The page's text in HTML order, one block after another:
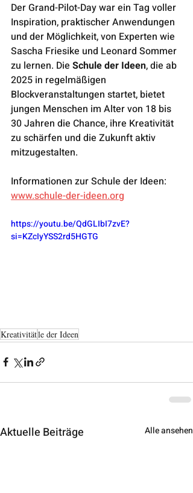
Der Grand-Pilot-Day war ein Tag voller
Inspiration, praktischer Anwendungen
und der Möglichkeit, von Experten wie
Sascha Friesike und Leonard Sommer
zu lernen. Die Schule der Ideen, die ab
2025 in regelmäßigen
Blockveranstaltungen startet, bietet
jungen Menschen im Alter von 18 bis
30 Jahren die Chance, ihre Kreativität
zu schärfen und die Zukunft aktiv
mitzugestalten.
Informationen zur Schule der Ideen:
www.schule-der-ideen.org
https://youtu.be/QdGLIbI7zvE?
si=KZcIyYSS2rd5HGTG
Kreativitätle der Ideen
Aktuelle Beiträge Alle ansehen